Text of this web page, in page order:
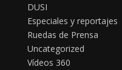
DUSI
Especiales y reportajes
Ruedas de Prensa
Uncategorized
Vídeos 360